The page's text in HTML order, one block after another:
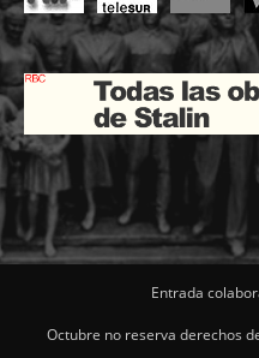
Entrada
Octubre no reserva derechos